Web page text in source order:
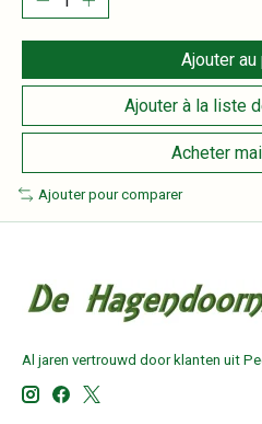
Ajouter au
Ajouter à la liste
Acheter
Ajouter pour comparer
Al jaren vertrouwd door klanten uit